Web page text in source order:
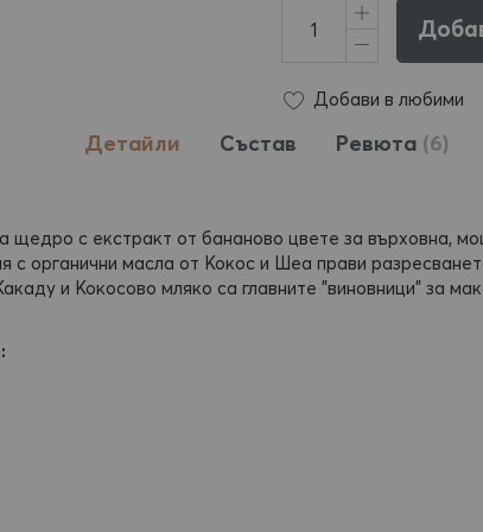
Добави в любими
Детайли
щедро с екстракт от бананово цвете за върховна,
с органични масла от Кокос и Шеа прави
и Кокосово мляко са главните "виновници" за
Състав Ревюта 6